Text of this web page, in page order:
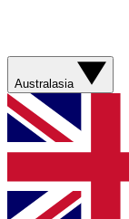
Australasia